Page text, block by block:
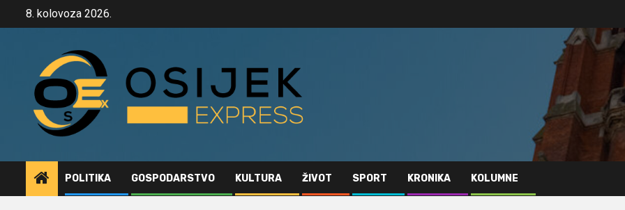
8. kolovoza 2026.
POLITIKA GOSPODARSTVO KULTURA ŽIVOT SPORT KRONIKA KOLUMNE